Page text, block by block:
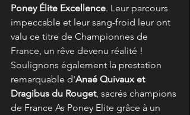
Poney Élite Excellence. Leur parcours
impeccable et leur sang-froid leur ont
valu ce titre de Championnes de
France, un rêve devenu réalité !
Soulignons également la prestation
remarquable d'Anaé Quivaux et
Dragibus du Rouget, sacrés champions
de France As Poney Elite grâce à un